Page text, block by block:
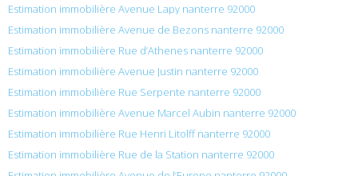
Estimation immobilière Avenue Lapy nanterre 92000
Estimation immobilière Avenue de Bezons nanterre 92000
Estimation immobilière Rue d’Athenes nanterre 92000
Estimation immobilière Avenue Justin nanterre 92000
Estimation immobilière Rue Serpente nanterre 92000
Estimation immobilière Avenue Marcel Aubin nanterre 92000
Estimation immobilière Rue Henri Litolff nanterre 92000
Estimation immobilière Rue de la Station nanterre 92000